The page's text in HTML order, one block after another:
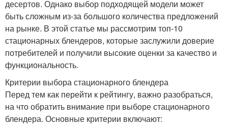
десертов. Однако выбор подходящей модели может
быть сложным из-за большого количества предложений
на рынке. В этой статье мы рассмотрим топ-10
стационарных блендеров, которые заслужили доверие
потребителей и получили высокие оценки за качество и
функциональность.
Критерии выбора стационарного блендера
Перед тем как перейти к рейтингу, важно разобраться,
на что обратить внимание при выборе стационарного
блендера. Основные критерии включают: